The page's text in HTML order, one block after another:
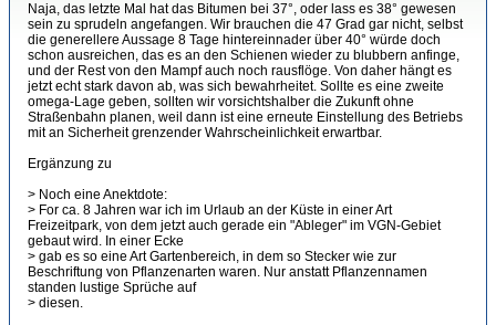
Naja, das letzte Mal hat das Bitumen bei 37°, oder lass es 38° gewesen
sein zu sprudeln angefangen. Wir brauchen die 47 Grad gar nicht, selbst
die generellere Aussage 8 Tage hintereinnader über 40° würde doch
schon ausreichen, das es an den Schienen wieder zu blubbern anfinge,
und der Rest von den Mampf auch noch rausflöge. Von daher hängt es
jetzt echt stark davon ab, was sich bewahrheitet. Sollte es eine zweite
omega-Lage geben, sollten wir vorsichtshalber die Zukunft ohne
Straßenbahn planen, weil dann ist eine erneute Einstellung des Betriebs
mit an Sicherheit grenzender Wahrscheinlichkeit erwartbar.
Ergänzung zu
> Noch eine Anektdote:
> For ca. 8 Jahren war ich im Urlaub an der Küste in einer Art
Freizeitpark, von dem jetzt auch gerade ein "Ableger" im VGN-Gebiet
gebaut wird. In einer Ecke
> gab es so eine Art Gartenbereich, in dem so Stecker wie zur
Beschriftung von Pflanzenarten waren. Nur anstatt Pflanzennamen
standen lustige Sprüche auf
> diesen.